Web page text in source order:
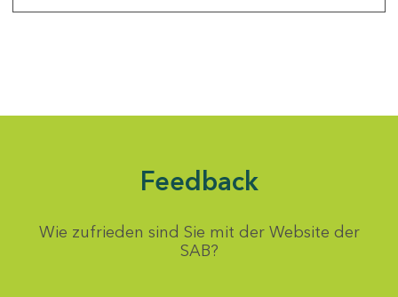
Feedback
Wie zufrieden sind Sie mit der Website der
SAB?